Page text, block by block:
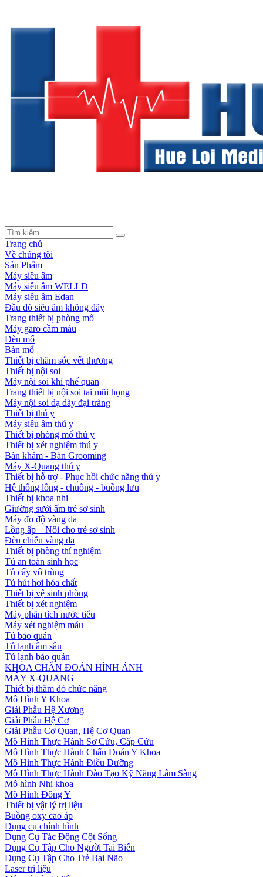
Trang chủ
Về chúng tôi
Sản Phẩm
Máy siêu âm
Máy siêu âm WELLD
Máy siêu âm Edan
Đầu dò siêu âm không dây
Trang thiết bị phòng mổ
Máy garo cầm máu
Đèn mổ
Bàn mổ
Thiết bị chăm sóc vết thương
Thiết bị nội soi
Máy nội soi khí phế quản
Trang thiết bị nội soi tai mũi họng
Máy nội soi dạ dày đại tràng
Thiết bị thú y
Máy siêu âm thú y
Thiết bị phòng mổ thú y
Thiết bị xét nghiệm thú y
Bàn khám - Bàn Grooming
Máy X-Quang thú y
Thiết bị hỗ trợ - Phục hồi chức năng thú y
Hệ thống lồng - chuồng - buồng lưu
Thiết bị khoa nhi
Giường sưởi ấm trẻ sơ sinh
Máy đo độ vàng da
Lồng ấp – Nôi cho trẻ sơ sinh
Đèn chiếu vàng da
Thiết bị phòng thí nghiệm
Tủ an toàn sinh học
Tủ cấy vô trùng
Tủ hút hơi hóa chất
Thiết bị vệ sinh phòng
Thiết bị xét nghiệm
Máy phân tích nước tiểu
Máy xét nghiệm máu
Tủ bảo quản
Tủ lạnh âm sâu
Tủ lạnh bảo quản
KHOA CHẨN ĐOÁN HÌNH ẢNH
MÁY X-QUANG
Thiết bị thăm dò chức năng
Mô Hình Y Khoa
Giải Phẫu Hệ Xương
Giải Phẫu Hệ Cơ
Giải Phẫu Cơ Quan, Hệ Cơ Quan
Mô Hình Thực Hành Sơ Cứu, Cấp Cứu
Mô Hình Thực Hành Chẩn Đoán Y Khoa
Mô Hình Thực Hành Điều Dưỡng
Mô Hình Thực Hành Đào Tạo Kỹ Năng Lâm Sàng
Mô hình Nhi khoa
Mô Hình Đông Y
Thiết bị vật lý trị liệu
Buồng oxy cao áp
Dụng cụ chỉnh hình
Dụng Cụ Tác Động Cột Sống
Dụng Cụ Tập Cho Người Tai Biến
Dụng Cụ Tập Cho Trẻ Bại Não
Laser trị liệu